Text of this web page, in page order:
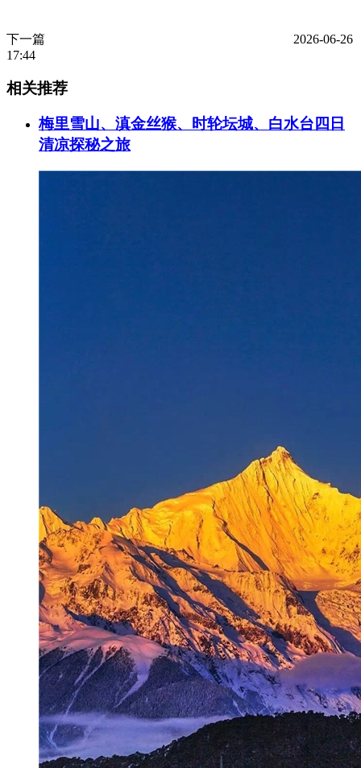
下一篇
2026-06-26
17:44
相关推荐
梅里雪山、滇金丝猴、时轮坛城、白水台四日
清凉探秘之旅